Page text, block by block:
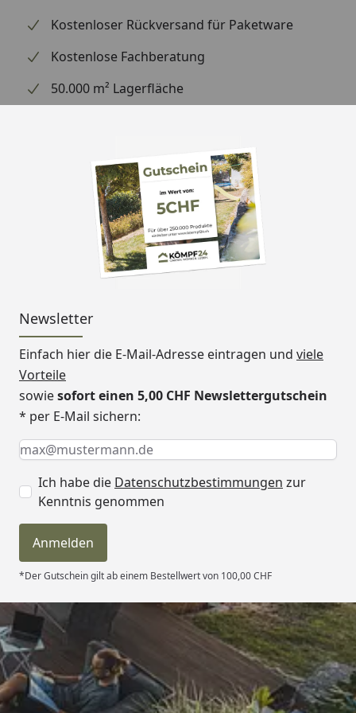
Wassertiefe
111 cm
Höhe Pool
ca. 11000 Liter
Nordische Hölzer mit Nut und
Feder
Kesseldruckimprägniert
Ecken mit Metall verstärkt
(Handlauf am
oberen Rand
26 mm stark
28,5 mm breit
Kesseldruckimprägniert
Folie
Material PVC, blau
inkl. Einhängeschiene
Leiter
Material Edelstahl
Durchmesser Holm 43 mm
Außenholzleiter
kesseldruckimprägniert
Inklusive
Untergrundabdeckung durch
Terrasse
Maße: ca. 155 x 94,5 cm
Seitenwände 28 mm stark
Terrassenholzdeck 26 mm stark
Holztreppe
kesseldruckimprägniert
Als Technikbox verwendbar
inkl. Geländer
Kostenloser Rückversand für Paketware
Kostenlose Fachberatung
50.000 m² Lagerfläche
Newsletter
Einfach hier die E-Mail-Adresse eintragen und viele
Vorteile
sowiesofort einen 5,00 CHF Newslettergutschein
* per E-Mail sichern:
Keine Eingabe erforderlich
Eingabe erforderlich
E-Mail *
Ich habe die Datenschutzbestimmungen zur
Kenntnis genommen
Anmelden
*Der Gutschein gilt ab einem Bestellwert von 100,00 CHF
Trusted Shops
4,81/ 5